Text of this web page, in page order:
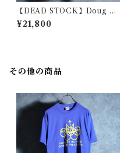
【DEAD STOCK】Doug Au
ld Trick Art Print Tee ダ
グ・オールド トリックアート
¥21,800
その他の商品